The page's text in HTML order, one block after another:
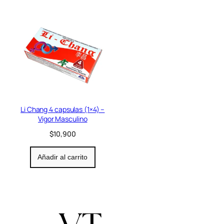
Li Chang 4 capsulas (1×4) –
Vigor Masculino
$10,900
Añadir al carrito